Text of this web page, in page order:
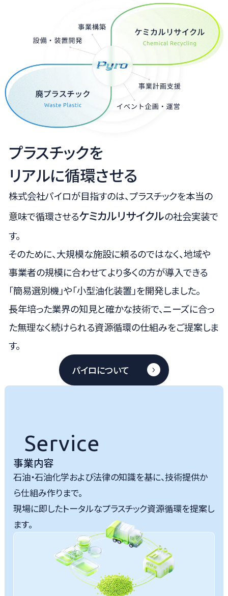
プラスチックを
リアルに循環させる
株式会社パイロが目指すのは、プラスチックを本当の
意味で循環させるケミカルリサイクルの社会実装で
す。
そのために、大規模な施設に頼るのではなく、地域や
事業者の規模に合わせてより多くの方が導入できる
「簡易選別機」や「小型油化装置」を開発しました。
長年培った業界の知見と確かな技術で、ニーズに合っ
た無理なく続けられる資源循環の仕組みをご提案しま
す。
パイロについて
Service
事業内容
石油・石油化学および法律の知識を基に、技術提供か
ら仕組み作りまで。
現場に即したトータルなプラスチック資源循環を提案し
ます。